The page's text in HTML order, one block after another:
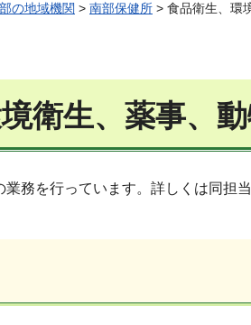
の地域機関 > 南部保健所 > 食品衛生、環
衛生、薬事、
務を行っています。詳しくは同担